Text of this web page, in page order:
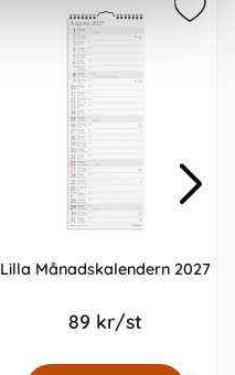
Lilla Månadskalendern 2027
89 kr/st